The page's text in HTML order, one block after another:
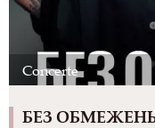
Concerte
БЕЗ ОБМЕЖЕНЬ.